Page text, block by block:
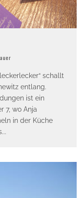
schallt
entlang.
ist ein
7, wo Anja
in der Küche
...